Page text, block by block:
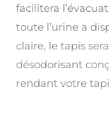
facilitera
toute l’urine a
claire, le tapis
désodorisant
rendant votre